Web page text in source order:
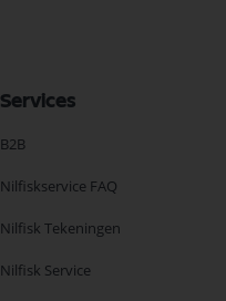
Services
B2B
Nilfiskservice FAQ
Nilfisk Tekeningen
Nilfisk Service